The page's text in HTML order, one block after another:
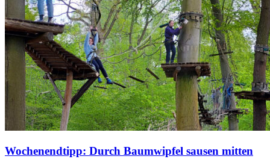
Wochenendtipp: Durch Baumwipfel sausen mitten